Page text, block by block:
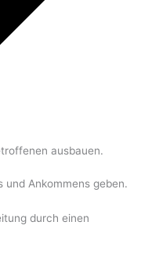
ausbauen.
und Ankommens geben.
durch einen